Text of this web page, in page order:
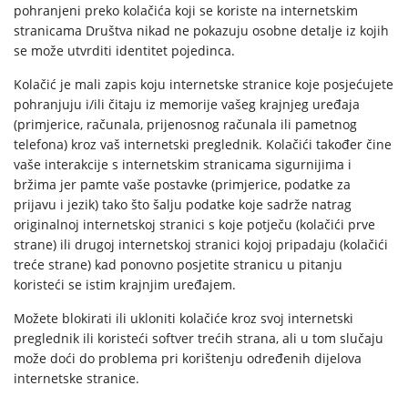
pohranjeni preko kolačića koji se koriste na internetskim
stranicama Društva nikad ne pokazuju osobne detalje iz kojih
se može utvrditi identitet pojedinca.
Kolačić je mali zapis koju internetske stranice koje posjećujete
pohranjuju i/ili čitaju iz memorije vašeg krajnjeg uređaja
(primjerice, računala, prijenosnog računala ili pametnog
telefona) kroz vaš internetski preglednik. Kolačići također čine
vaše interakcije s internetskim stranicama sigurnijima i
bržima jer pamte vaše postavke (primjerice, podatke za
prijavu i jezik) tako što šalju podatke koje sadrže natrag
originalnoj internetskoj stranici s koje potječu (kolačići prve
strane) ili drugoj internetskoj stranici kojoj pripadaju (kolačići
treće strane) kad ponovno posjetite stranicu u pitanju
koristeći se istim krajnjim uređajem.
Možete blokirati ili ukloniti kolačiće kroz svoj internetski
preglednik ili koristeći softver trećih strana, ali u tom slučaju
može doći do problema pri korištenju određenih dijelova
internetske stranice.